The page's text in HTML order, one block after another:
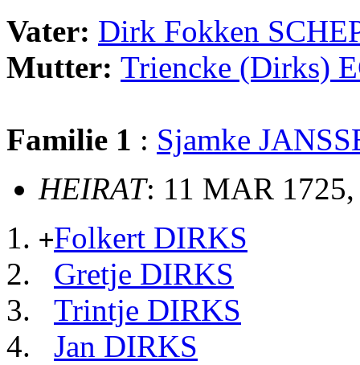
Vater: Dirk Fokken
Mutter: Triencke (Dirks)
Familie 1 : Sjamke
HEIRAT: 11 MAR
+Folkert DIRKS
Gretje DIRKS
Trintje DIRKS
Jan DIRKS